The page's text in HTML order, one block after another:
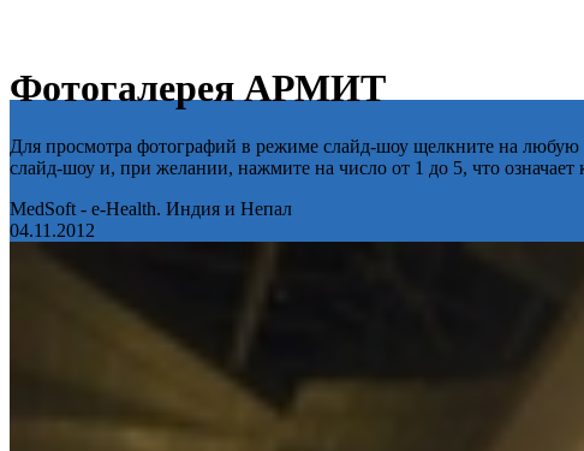
Фотогалерея АРМИТ
Для просмотра фотографий в режиме слайд-шоу щелкните на
слайд-шоу и, при желании, нажмите на число от 1 до 5, что
MedSoft - e-Health. Индия и Непал
04.11.2012